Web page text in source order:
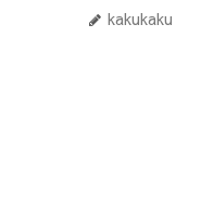
kakukaku